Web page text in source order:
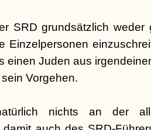
SRD grundsätzlich weder
Einzelpersonen
einen Juden aus
Vorgehen.
nichts an der